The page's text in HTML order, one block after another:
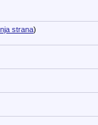
strana)